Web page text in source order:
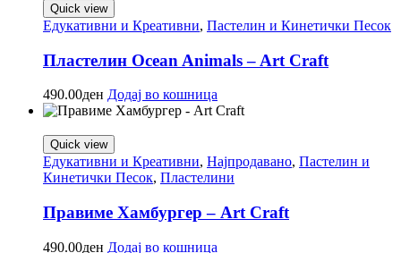
Quick view
Едукативни и Креативни, Пастелин и Кинетички Песок
Пластелин Ocean Animals – Art Craft
490.00ден Додај во кошница
Quick view
Едукативни и Креативни, Најпродавано, Пастелин и
Кинетички Песок, Пластелини
Правиме Хамбургер – Art Craft
490.00ден Додај во кошница